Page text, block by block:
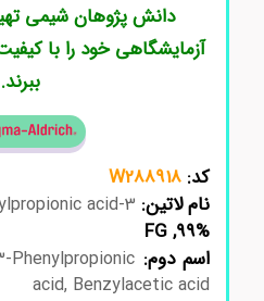
دانش پژوهان شیمی تهیه
آزمایشگاهی خود را با
ببرند.
کد:W288918
نام لاتین:3-Phenylpropionic acid
99%, FG
اسم دوم: 3-Phenylpropionic
acid, Benzylacetic acid